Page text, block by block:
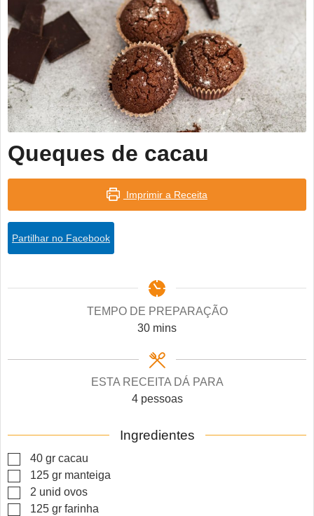
Queques de cacau
Imprimir a Receita
Partilhar no Facebook
TEMPO DE PREPARAÇÃO
30minutes
mins
ESTA RECEITA DÁ PARA
4 pessoas
Ingredientes
▢
40 gr cacau
▢
125 gr manteiga
▢
2 unid ovos
▢
125 gr farinha